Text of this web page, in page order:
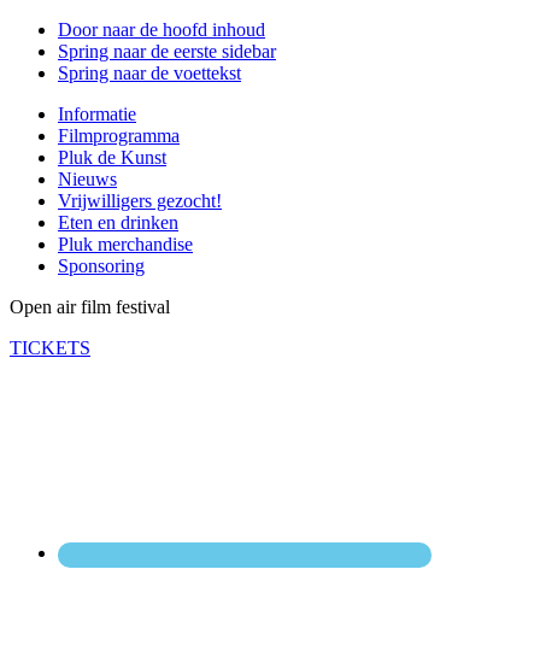
Door naar de hoofd inhoud
Spring naar de eerste sidebar
Spring naar de voettekst
Informatie
Filmprogramma
Pluk de Kunst
Nieuws
Vrijwilligers gezocht!
Eten en drinken
Pluk merchandise
Sponsoring
Open air film festival
TICKETS